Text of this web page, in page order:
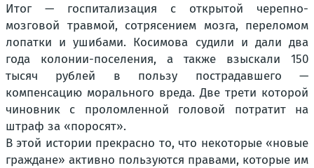
Итог — госпитализация с открытой черепно-
мозговой травмой, сотрясением мозга, переломом
лопатки и ушибами. Косимова судили и дали два
года колонии-поселения, а также взыскали 150
тысяч рублей в пользу пострадавшего —
компенсацию морального вреда. Две трети которой
чиновник с проломленной головой потратит на
штраф за «поросят».
В этой истории прекрасно то, что некоторые «новые
граждане» активно пользуются правами, которые им